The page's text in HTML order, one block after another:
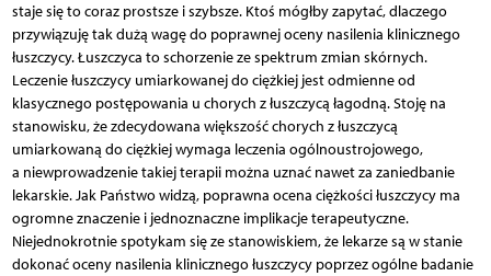
staje się to coraz prostsze i szybsze. Ktoś mógłby zapytać, dlaczego
przywiązuję tak dużą wagę do poprawnej oceny nasilenia klinicznego
łuszczycy. Łuszczyca to schorzenie ze spektrum zmian skórnych.
Leczenie łuszczycy umiarkowanej do ciężkiej jest odmienne od
klasycznego postępowania u chorych z łuszczycą łagodną. Stoję na
stanowisku, że zdecydowana większość chorych z łuszczycą
umiarkowaną do ciężkiej wymaga leczenia ogólnoustrojowego,
a niewprowadzenie takiej terapii można uznać nawet za zaniedbanie
lekarskie. Jak Państwo widzą, poprawna ocena ciężkości łuszczycy ma
ogromne znaczenie i jednoznaczne implikacje terapeutyczne.
Niejednokrotnie spotykam się ze stanowiskiem, że lekarze są w stanie
dokonać oceny nasilenia klinicznego łuszczycy poprzez ogólne badanie